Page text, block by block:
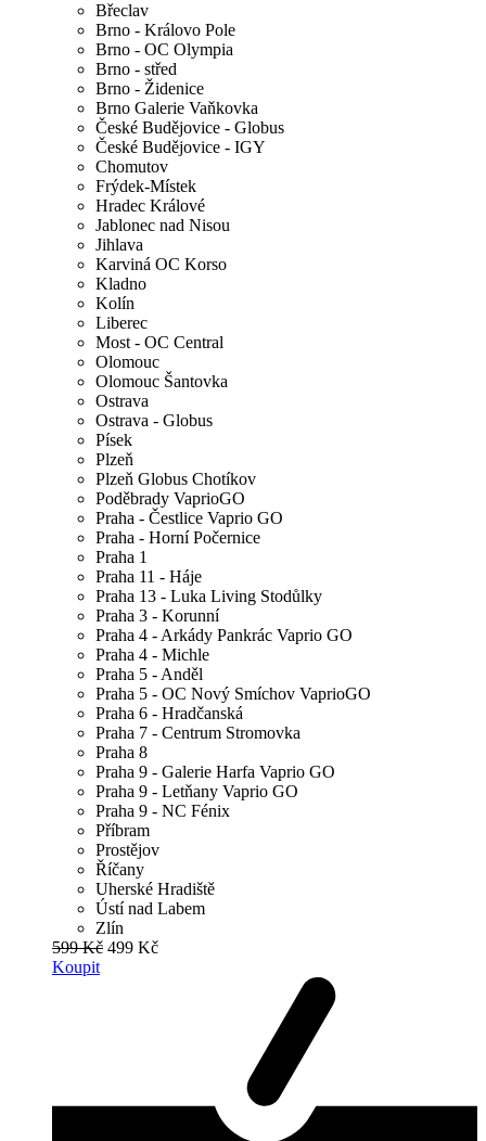
Břeclav
Brno - Královo Pole
Brno - OC Olympia
Brno - střed
Brno - Židenice
Brno Galerie Vaňkovka
České Budějovice - Globus
České Budějovice - IGY
Chomutov
Frýdek-Místek
Hradec Králové
Jablonec nad Nisou
Jihlava
Karviná OC Korso
Kladno
Kolín
Liberec
Most - OC Central
Olomouc
Olomouc Šantovka
Ostrava
Ostrava - Globus
Písek
Plzeň
Plzeň Globus Chotíkov
Poděbrady VaprioGO
Praha - Čestlice Vaprio GO
Praha - Horní Počernice
Praha 1
Praha 11 - Háje
Praha 13 - Luka Living Stodůlky
Praha 3 - Korunní
Praha 4 - Arkády Pankrác Vaprio GO
Praha 4 - Michle
Praha 5 - Anděl
Praha 5 - OC Nový Smíchov VaprioGO
Praha 6 - Hradčanská
Praha 7 - Centrum Stromovka
Praha 8
Praha 9 - Galerie Harfa Vaprio GO
Praha 9 - Letňany Vaprio GO
Praha 9 - NC Fénix
Příbram
Prostějov
Říčany
Uherské Hradiště
Ústí nad Labem
Zlín
599 Kč 499 Kč
Koupit